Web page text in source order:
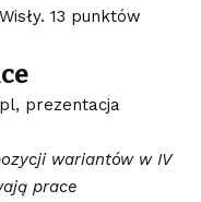
13 punktów
prezentacja
wariantów w IV
prace